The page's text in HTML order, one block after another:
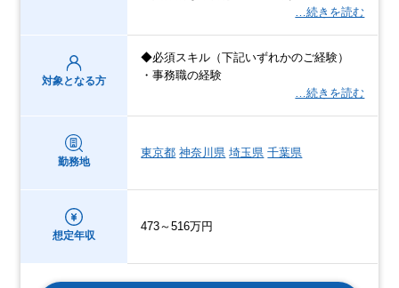
…続きを読む
対象となる方
◆必須スキル（下記いずれかのご経験）
・事務職の経験
…続きを読む
勤務地
東京都 神奈川県 埼玉県 千葉県
想定年収
473～516万円